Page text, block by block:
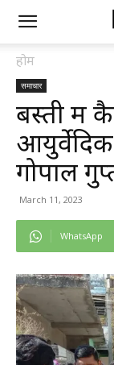
होम
समाचार
बस्ती में
गोपाल
March 11, 2023
WhatsApp